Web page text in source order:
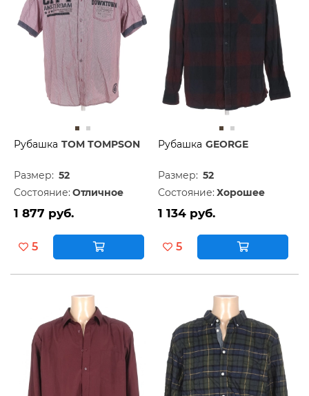
Рубашка TOM TOMPSON
Размер: 52
Состояние: Отличное
1 877 руб.
5
Рубашка GEORGE
Размер: 52
Состояние: Хорошее
1 134 руб.
5